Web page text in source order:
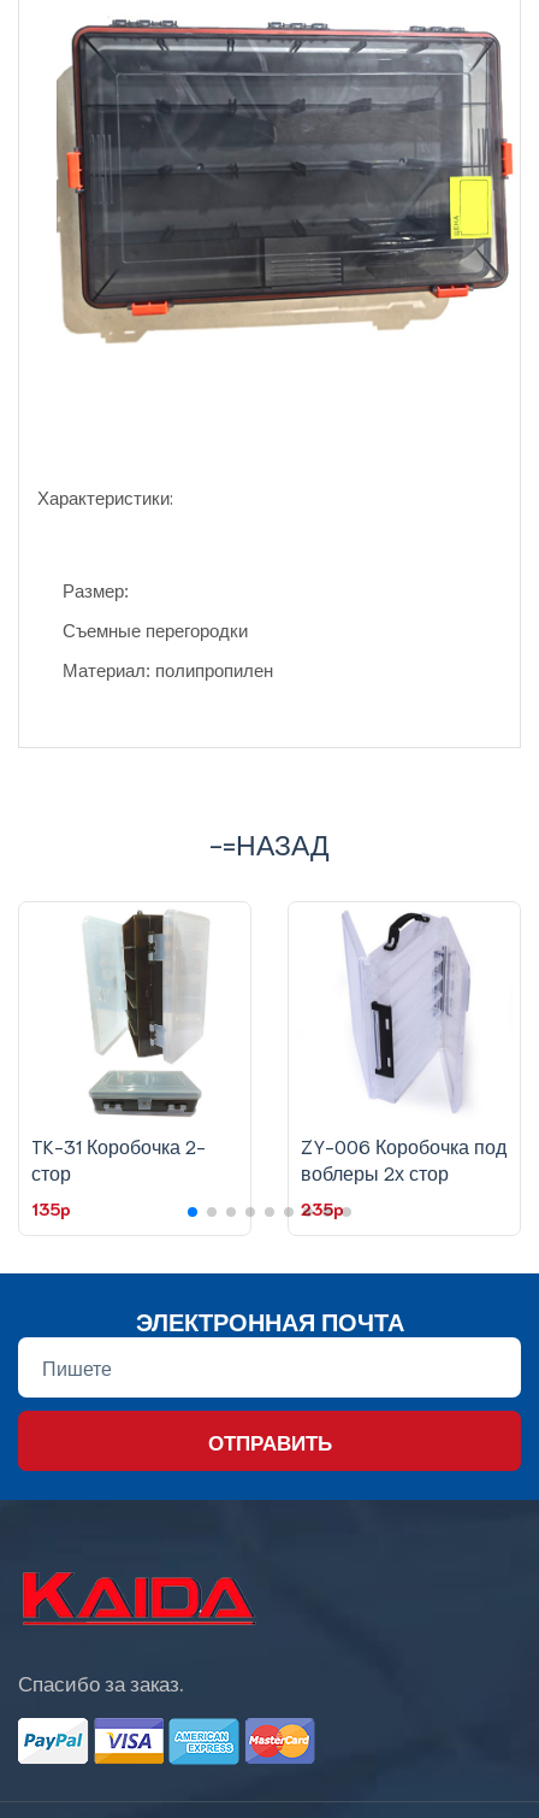
Характеристики:
Размер:
Съемные перегородки
Материал: полипропилен
-=НАЗАД
TK-31 Коробочка 2-
стор
135p
ZY-006 Коробочка под
воблеры 2х стор
235p
ЭЛЕКТРОННАЯ ПОЧТА
ОТПРАВИТЬ
Спасибо за заказ.